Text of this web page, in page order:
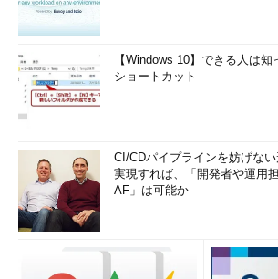
【Windows 10】できる人は
ショートカット
CI/CDパイプラインを妨げな
実現すれば、「開発者や運用
AF」は可能か